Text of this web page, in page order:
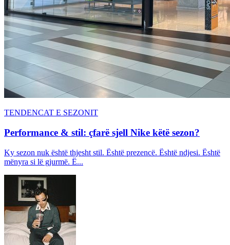
TENDENCAT E SEZONIT
Performance & stil: çfarë sjell Nike këtë sezon?
Ky sezon nuk është thjesht stil. Është prezencë. Është ndjesi. Është
mënyra si lë gjurmë. Ë...